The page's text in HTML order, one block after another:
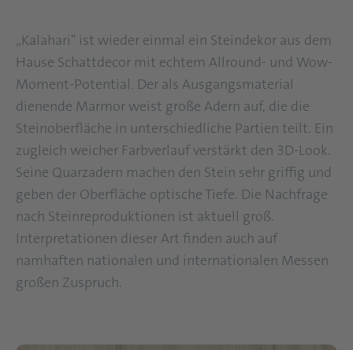
„Kalahari" ist wieder einmal ein Steindekor aus dem
Hause Schattdecor mit echtem Allround- und Wow-
Moment-Potential. Der als Ausgangsmaterial
dienende Marmor weist große Adern auf, die die
Steinoberfläche in unterschiedliche Partien teilt. Ein
zugleich weicher Farbverlauf verstärkt den 3D-Look.
Seine Quarzadern machen den Stein sehr griffig und
geben der Oberfläche optische Tiefe. Die Nachfrage
nach Steinreproduktionen ist aktuell groß.
Interpretationen dieser Art finden auch auf
namhaften nationalen und internationalen Messen
großen Zuspruch.